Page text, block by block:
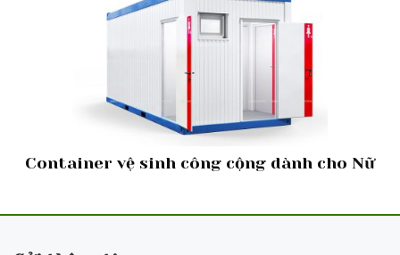
Container vệ sinh công cộng dành cho Nữ